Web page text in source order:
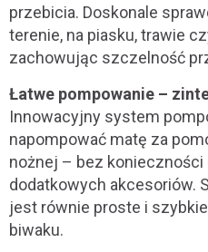
przebicia. Doskonale
terenie, na piasku, trawie
zachowując szczelność
Łatwe pompowanie –
Innowacyjny system
napompować matę za
nożnej – bez konieczności
dodatkowych akcesoriów.
jest równie proste i
biwaku.